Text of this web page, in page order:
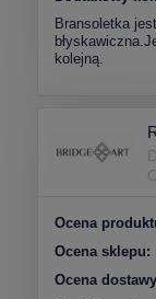
Bransoletka
kolejną.
Ocena
Ocena sklepu:
Ocena